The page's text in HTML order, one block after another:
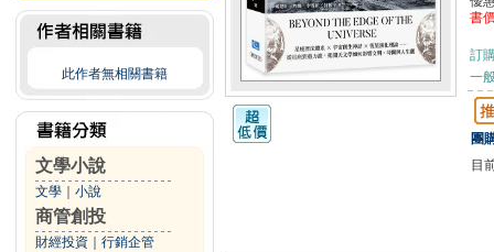
此作者無相關書籍
文學小說
文學 小說
商管創投
財經投資 行銷企管
書
訂
一
團
目